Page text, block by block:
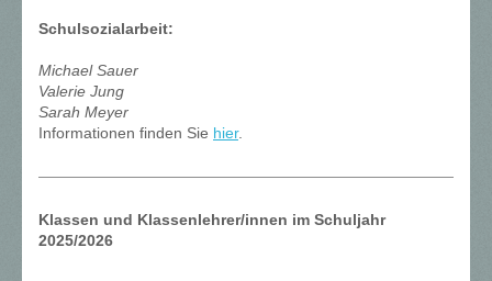
Schulsozialarbeit:
Michael Sauer
Valerie Jung
Sarah Meyer
Informationen finden Sie hier.
Klassen und Klassenlehrer/innen im Schuljahr
2025/2026